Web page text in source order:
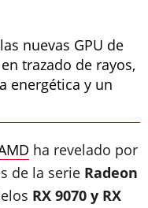
nuevas GPU de
trazado de rayos,
energética y un
ha revelado por
de la serie Radeon
RX 9070 y RX